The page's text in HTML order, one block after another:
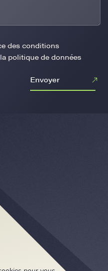
des conditions
politique de données
Envoyer